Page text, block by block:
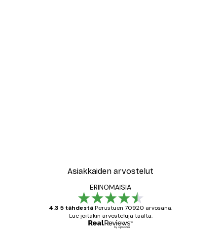
Asiakkaiden arvostelut
ERINOMAISIA
4.3 5 tähdestäPerustuen 70920 arvosana.
Lue joitakin arvosteluja täältä.